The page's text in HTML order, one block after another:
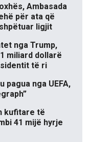
Ambasada
për ata që
ligjit
nga Trump,
miliard dollarë
të ri
pagua nga UEFA,
kufitare të
41 mijë hyrje